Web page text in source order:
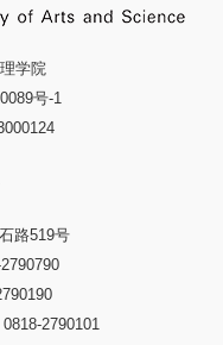
学院
号-1
路519号
2790101